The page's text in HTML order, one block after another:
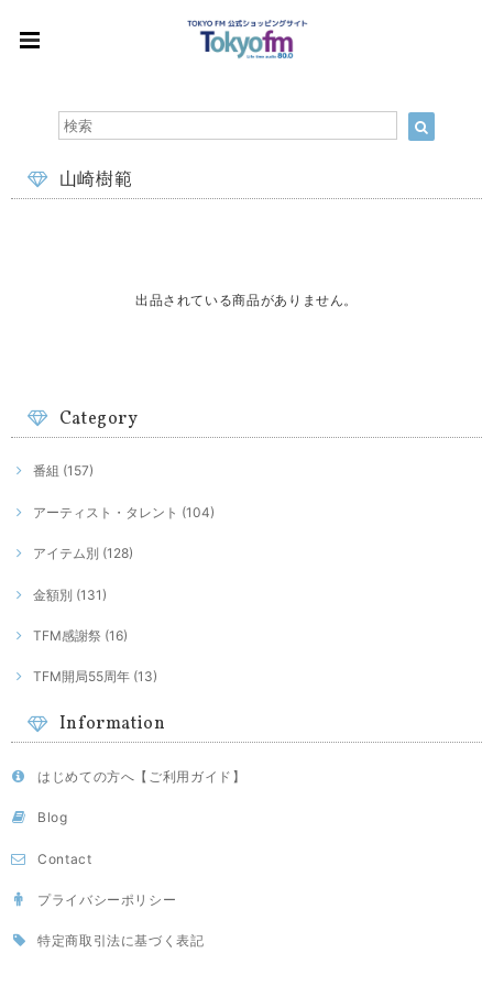
山崎樹範
出品されている商品がありません。
Category
番組 (157)
アーティスト・タレント (104)
アイテム別 (128)
金額別 (131)
TFM感謝祭 (16)
TFM開局55周年 (13)
Information
はじめての方へ【ご利用ガイド】
Blog
Contact
プライバシーポリシー
特定商取引法に基づく表記